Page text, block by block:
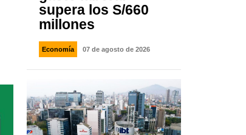
supera los S/660
millones
Economía 07 de agosto de 2026